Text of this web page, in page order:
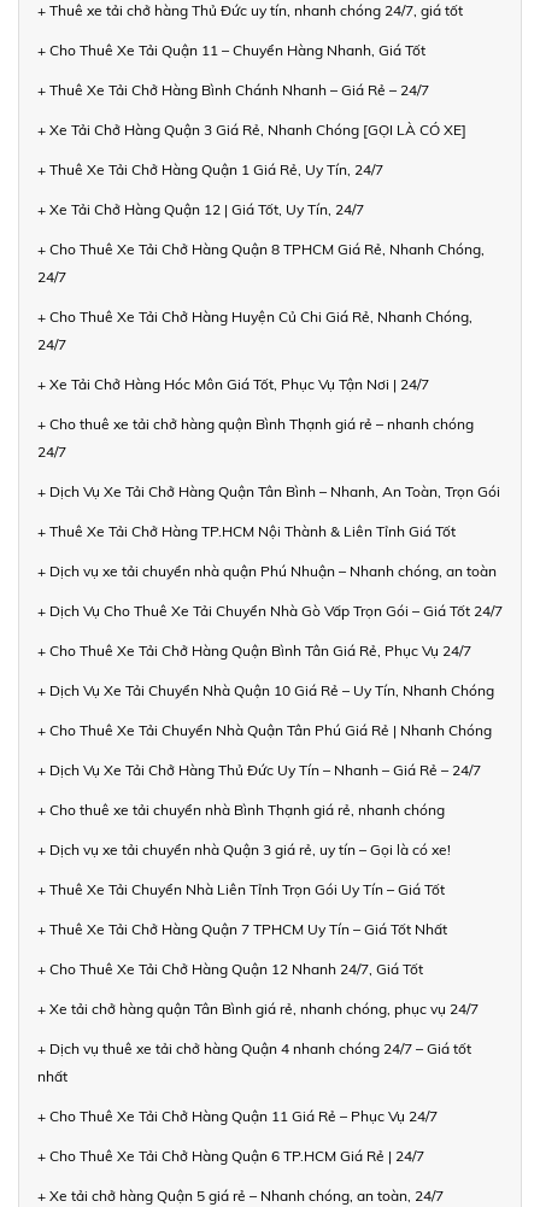
+ Thuê xe tải chở hàng Thủ Đức uy tín, nhanh chóng 24/7, giá tốt
+ Cho Thuê Xe Tải Quận 11 – Chuyển Hàng Nhanh, Giá Tốt
+ Thuê Xe Tải Chở Hàng Bình Chánh Nhanh – Giá Rẻ – 24/7
+ Xe Tải Chở Hàng Quận 3 Giá Rẻ, Nhanh Chóng [GỌI LÀ CÓ XE]
+ Thuê Xe Tải Chở Hàng Quận 1 Giá Rẻ, Uy Tín, 24/7
+ Xe Tải Chở Hàng Quận 12 | Giá Tốt, Uy Tín, 24/7
+ Cho Thuê Xe Tải Chở Hàng Quận 8 TPHCM Giá Rẻ, Nhanh Chóng,
24/7
+ Cho Thuê Xe Tải Chở Hàng Huyện Củ Chi Giá Rẻ, Nhanh Chóng,
24/7
+ Xe Tải Chở Hàng Hóc Môn Giá Tốt, Phục Vụ Tận Nơi | 24/7
+ Cho thuê xe tải chở hàng quận Bình Thạnh giá rẻ – nhanh chóng
24/7
+ Dịch Vụ Xe Tải Chở Hàng Quận Tân Bình – Nhanh, An Toàn, Trọn Gói
+ Thuê Xe Tải Chở Hàng TP.HCM Nội Thành & Liên Tỉnh Giá Tốt
+ Dịch vụ xe tải chuyển nhà quận Phú Nhuận – Nhanh chóng, an toàn
+ Dịch Vụ Cho Thuê Xe Tải Chuyển Nhà Gò Vấp Trọn Gói – Giá Tốt 24/7
+ Cho Thuê Xe Tải Chở Hàng Quận Bình Tân Giá Rẻ, Phục Vụ 24/7
+ Dịch Vụ Xe Tải Chuyển Nhà Quận 10 Giá Rẻ – Uy Tín, Nhanh Chóng
+ Cho Thuê Xe Tải Chuyển Nhà Quận Tân Phú Giá Rẻ | Nhanh Chóng
+ Dịch Vụ Xe Tải Chở Hàng Thủ Đức Uy Tín – Nhanh – Giá Rẻ – 24/7
+ Cho thuê xe tải chuyển nhà Bình Thạnh giá rẻ, nhanh chóng
+ Dịch vụ xe tải chuyển nhà Quận 3 giá rẻ, uy tín – Gọi là có xe!
+ Thuê Xe Tải Chuyển Nhà Liên Tỉnh Trọn Gói Uy Tín – Giá Tốt
+ Thuê Xe Tải Chở Hàng Quận 7 TPHCM Uy Tín – Giá Tốt Nhất
+ Cho Thuê Xe Tải Chở Hàng Quận 12 Nhanh 24/7, Giá Tốt
+ Xe tải chở hàng quận Tân Bình giá rẻ, nhanh chóng, phục vụ 24/7
+ Dịch vụ thuê xe tải chở hàng Quận 4 nhanh chóng 24/7 – Giá tốt
nhất
+ Cho Thuê Xe Tải Chở Hàng Quận 11 Giá Rẻ – Phục Vụ 24/7
+ Cho Thuê Xe Tải Chở Hàng Quận 6 TP.HCM Giá Rẻ | 24/7
+ Xe tải chở hàng Quận 5 giá rẻ – Nhanh chóng, an toàn, 24/7